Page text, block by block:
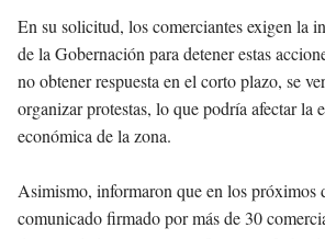
En su solicitud, los comerciantes exigen la
de la Gobernación para detener estas
no obtener respuesta en el corto plazo, se
organizar protestas, lo que podría afectar la
económica de la zona.
Asimismo, informaron que en los próximos
comunicado firmado por más de 30